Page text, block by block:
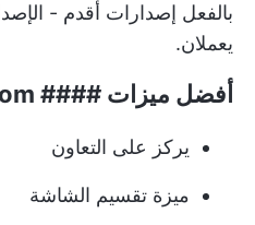
يعملان.
أفضل ميزات #### Atom
يركز على التعاون
ميزة تقسيم الشاشة